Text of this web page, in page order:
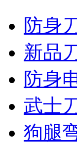
防身
新品
防身
武士
狗腿